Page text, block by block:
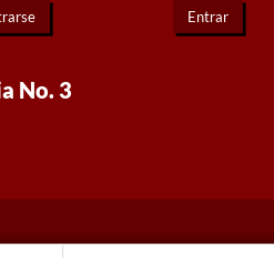
No. 3
Entrar